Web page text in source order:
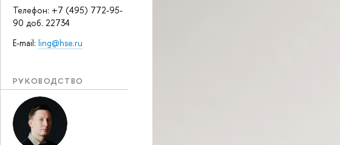
Телефон: +7 (495) 772-95-
90 доб. 22734
E-mail: ling@hse.ru
РУКОВОДСТВО